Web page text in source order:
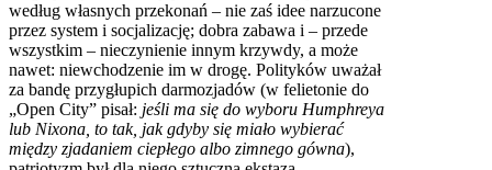
według własnych przekonań – nie zaś idee narzucone
przez system i socjalizację; dobra zabawa i – przede
wszystkim – nieczynienie innym krzywdy, a może
nawet: niewchodzenie im w drogę. Polityków uważał
za bandę przygłupich darmozjadów (w felietonie do
„Open City” pisał: jeśli ma się do wyboru Humphreya
lub Nixona, to tak, jak gdyby się miało wybierać
między zjadaniem ciepłego albo zimnego gówna),